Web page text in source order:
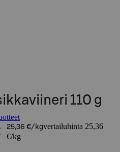
110 g
25,36 €/kgvertailuhinta 25,36
€/kg